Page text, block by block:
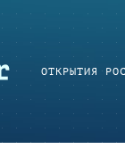
ОТКРЫТИЯ